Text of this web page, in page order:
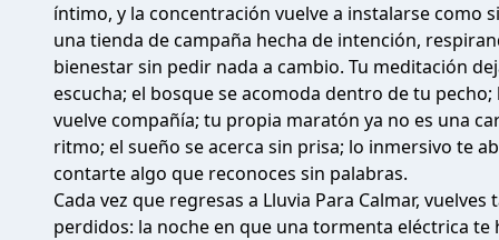
íntimo, y la concentración vuelve a instalarse como
una tienda de campaña hecha de intención,
bienestar sin pedir nada a cambio. Tu meditación
escucha; el bosque se acomoda dentro de tu
vuelve compañía; tu propia maratón ya no es una
ritmo; el sueño se acerca sin prisa; lo inmersivo te
contarte algo que reconoces sin palabras.
Cada vez que regresas a Lluvia Para Calmar,
perdidos: la noche en que una tormenta eléctrica te